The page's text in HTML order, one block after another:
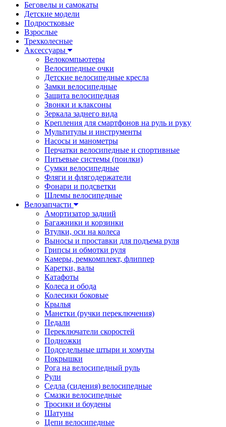
Беговелы и самокаты
Детские модели
Подростковые
Взрослые
Трехколесные
Аксессуары
Велокомпьютеры
Велосипедные очки
Детские велосипедные кресла
Замки велосипедные
Защита велосипедная
Звонки и клаксоны
Зеркала заднего вида
Крепления для смартфонов на руль и руку
Мультитулы и инструменты
Насосы и манометры
Перчатки велосипедные и спортивные
Питьевые системы (поилки)
Сумки велосипедные
Фляги и флягодержатели
Фонари и подсветки
Шлемы велосипедные
Велозапчасти
Амортизатор задний
Багажники и корзинки
Втулки, оси на колеса
Выносы и проставки для подъема руля
Грипсы и обмотки руля
Камеры, ремкомплект, флиппер
Каретки, валы
Катафоты
Колеса и обода
Колесики боковые
Крылья
Манетки (ручки переключения)
Педали
Переключатели скоростей
Подножки
Подседельные штыри и хомуты
Покрышки
Рога на велосипедный руль
Рули
Седла (сидения) велосипедные
Смазки велосипедные
Тросики и боудены
Шатуны
Цепи велосипедные